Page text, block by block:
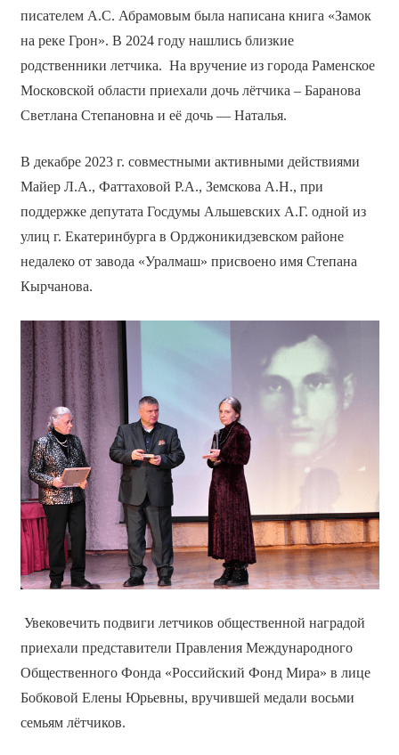
писателем А.С. Абрамовым была написана книга «Замок
на реке Грон». В 2024 году нашлись близкие
родственники летчика. На вручение из города Раменское
Московской области приехали дочь лётчика – Баранова
Светлана Степановна и её дочь — Наталья.
В декабре 2023 г. совместными активными действиями
Майер Л.А., Фаттаховой Р.А., Земскова А.Н., при
поддержке депутата Госдумы Альшевских А.Г. одной из
улиц г. Екатеринбурга в Орджоникидзевском районе
недалеко от завода «Уралмаш» присвоено имя Степана
Кырчанова.
Увековечить подвиги летчиков общественной наградой
приехали представители Правления Международного
Общественного Фонда «Российский Фонд Мира» в лице
Бобковой Елены Юрьевны, вручившей медали восьми
семьям лётчиков.